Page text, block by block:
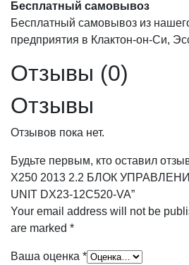
Бесплатный самовывоз
Бесплатный самовывоз из
предприятия в Клактон-он-Си,
Отзывы (0)
Отзывы
Отзывов пока нет.
Будьте первым, кто оставил
X250 2013 2.2 БЛОК
UNIT DX23-12C520-VA”
Your email address will not be
are marked *
Ваша оценка *